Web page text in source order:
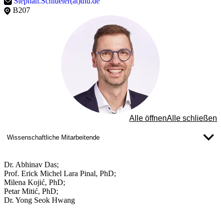
B207
Alle öffnenAlle schließen
Wissenschaftliche Mitarbeitende
Dr. Abhinav Das;
Prof. Erick Michel Lara Pinal, PhD;
Milena Kojić, PhD;
Petar Mitić, PhD;
Dr. Yong Seok Hwang